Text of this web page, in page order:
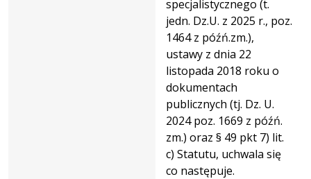
specjalistycznego (t.
jedn. Dz.U. z 2025 r., poz.
1464 z późń.zm.),
ustawy z dnia 22
listopada 2018 roku o
dokumentach
publicznych (tj. Dz. U.
2024 poz. 1669 z późń.
zm.) oraz § 49 pkt 7) lit.
c) Statutu, uchwala się
co następuje.